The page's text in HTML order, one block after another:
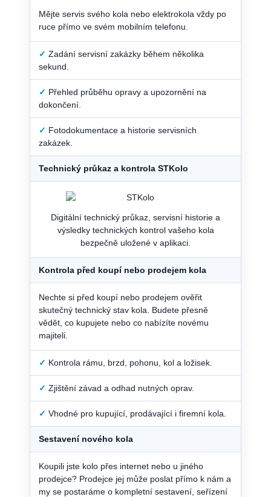
Mějte servis svého kola nebo elektrokola vždy po
ruce přímo ve svém mobilním telefonu.
✓ Zadání servisní zakázky během několika
sekund.
✓ Přehled průběhu opravy a upozornění na
dokončení.
✓ Fotodokumentace a historie servisních
zakázek.
Technický průkaz a kontrola STKolo
Digitální technický průkaz, servisní historie a
výsledky technických kontrol vašeho kola
bezpečně uložené v aplikaci.
Kontrola před koupí nebo prodejem kola
Nechte si před koupí nebo prodejem ověřit
skutečný technický stav kola. Budete přesně
vědět, co kupujete nebo co nabízíte novému
majiteli.
✓ Kontrola rámu, brzd, pohonu, kol a ložisek.
✓ Zjištění závad a odhad nutných oprav.
✓ Vhodné pro kupující, prodávající i firemní kola.
Sestavení nového kola
Koupili jste kolo přes internet nebo u jiného
prodejce? Prodejce jej může poslat přímo k nám a
my se postaráme o kompletní sestavení, seřízení